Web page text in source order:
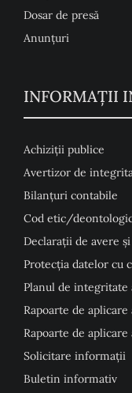
Dosar de presă
Anunţuri
INFORMAȚII
Achiziții publice
Avertizor de
Bilanțuri contabile
Cod etic/
Declarații de avere
Protecția datelor cu
Planul de
Rapoarte de
Rapoarte de
Solicitare informații
Buletin informativ